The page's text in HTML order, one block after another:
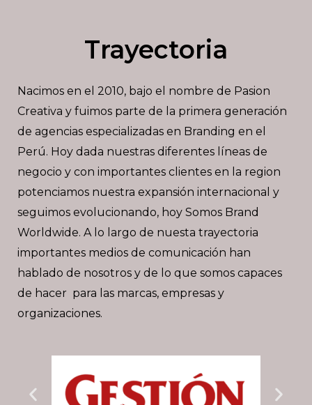
Trayectoria
Nacimos en el 2010, bajo el nombre de Pasion
Creativa y fuimos parte de la primera generación
de agencias especializadas en Branding en el
Perú. Hoy dada nuestras diferentes líneas de
negocio y con importantes clientes en la region
potenciamos nuestra expansión internacional y
seguimos evolucionando, hoy Somos Brand
Worldwide. A lo largo de nuesta trayectoria
importantes medios de comunicación han
hablado de nosotros y de lo que somos capaces
de hacer para las marcas, empresas y
organizaciones.